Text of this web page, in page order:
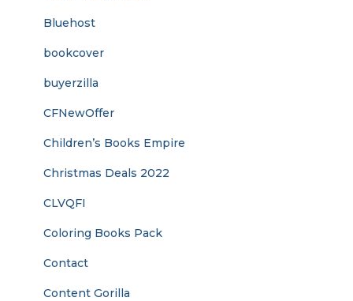
Bluehost
bookcover
buyerzilla
CFNewOffer
Children’s Books Empire
Christmas Deals 2022
CLVQFI
Coloring Books Pack
Contact
Content Gorilla